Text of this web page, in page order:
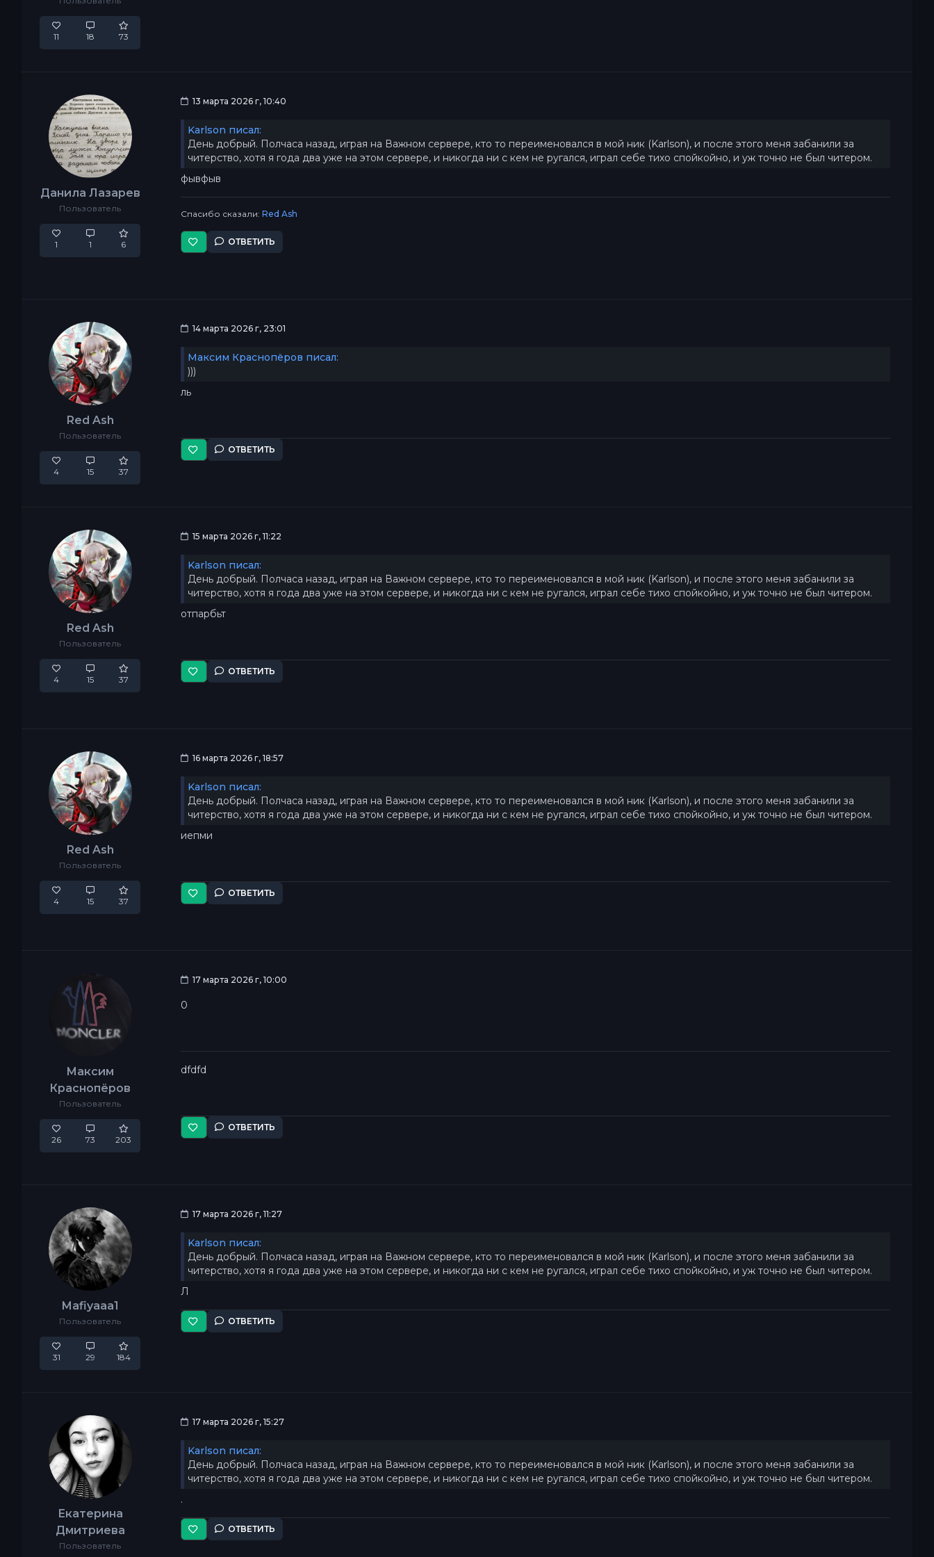
11 18 73
Данила Лазарев
Пользователь
1 1 6
13 марта 2026 г, 10:40
Karlson писал:
День добрый. Полчаса назад, играя на Важном сервере, кто то переименовался в мой ник (Karlson), и после этого меня забанили за
читерство, хотя я года два уже на этом сервере, и никогда ни с кем не ругался, играл себе тихо спойкойно, и уж точно не был читером.
фывфыв
Спасибо сказали:Red Ash
ОТВЕТИТЬ
Red Ash
Пользователь
4 15 37
14 марта 2026 г, 23:01
Максим Краснопёров писал:
)))
ль
ОТВЕТИТЬ
Red Ash
Пользователь
4 15 37
15 марта 2026 г, 11:22
Karlson писал:
День добрый. Полчаса назад, играя на Важном сервере, кто то переименовался в мой ник (Karlson), и после этого меня забанили за
читерство, хотя я года два уже на этом сервере, и никогда ни с кем не ругался, играл себе тихо спойкойно, и уж точно не был читером.
отпарбьт
ОТВЕТИТЬ
Red Ash
Пользователь
4 15 37
16 марта 2026 г, 18:57
Karlson писал:
День добрый. Полчаса назад, играя на Важном сервере, кто то переименовался в мой ник (Karlson), и после этого меня забанили за
читерство, хотя я года два уже на этом сервере, и никогда ни с кем не ругался, играл себе тихо спойкойно, и уж точно не был читером.
иепми
ОТВЕТИТЬ
Максим
Краснопёров
Пользователь
26 73 203
17 марта 2026 г, 10:00
0
dfdfd
ОТВЕТИТЬ
Mafiyaaa1
Пользователь
31 29 184
17 марта 2026 г, 11:27
Karlson писал:
День добрый. Полчаса назад, играя на Важном сервере, кто то переименовался в мой ник (Karlson), и после этого меня забанили за
читерство, хотя я года два уже на этом сервере, и никогда ни с кем не ругался, играл себе тихо спойкойно, и уж точно не был читером.
Л
ОТВЕТИТЬ
Екатерина
Дмитриева
Пользователь
17 марта 2026 г, 15:27
Karlson писал:
День добрый. Полчаса назад, играя на Важном сервере, кто то переименовался в мой ник (Karlson), и после этого меня забанили за
читерство, хотя я года два уже на этом сервере, и никогда ни с кем не ругался, играл себе тихо спойкойно, и уж точно не был читером.
.
ОТВЕТИТЬ